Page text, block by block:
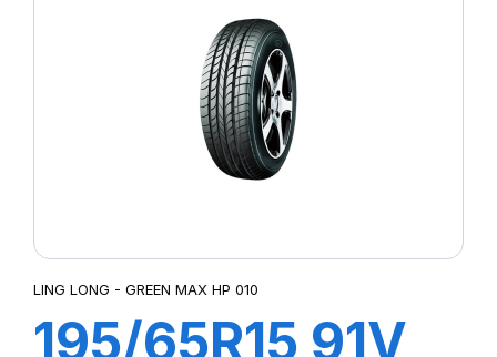
LING LONG - GREEN MAX HP 010
195/65R15 91V